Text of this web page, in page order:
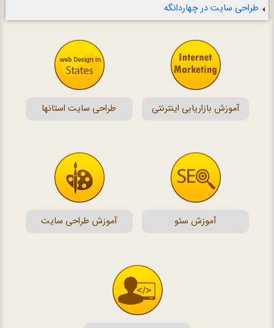
طراحی سایت در چهاردانگه
آموزش بازاریابی اینترنتی طراحی سایت استانها
آموزش سئو آموزش طراحی سایت